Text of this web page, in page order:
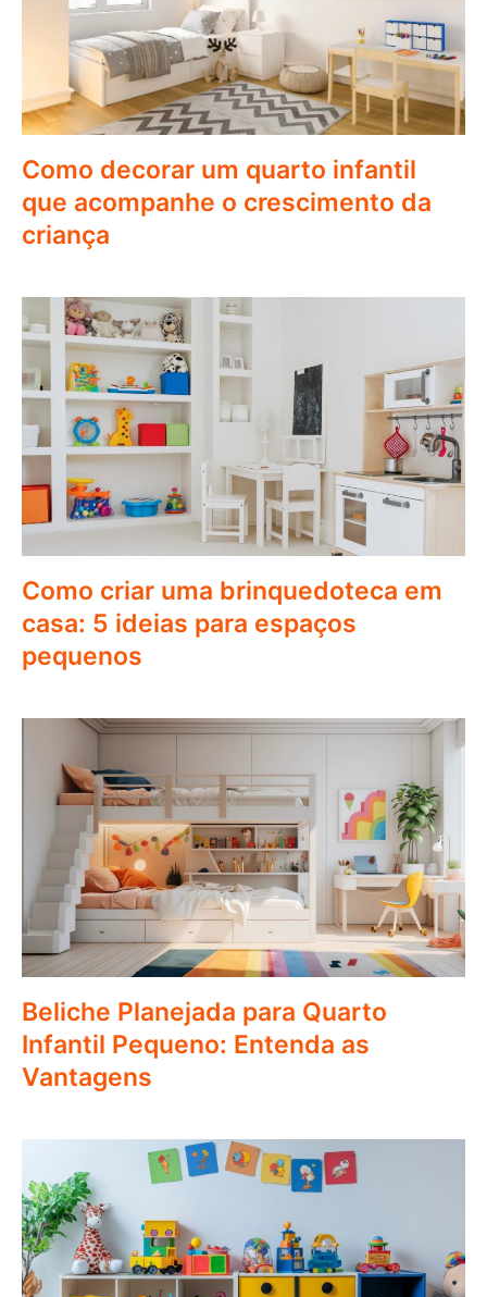
Como decorar um quarto infantil
que acompanhe o crescimento da
criança
Como criar uma brinquedoteca em
casa: 5 ideias para espaços
pequenos
Beliche Planejada para Quarto
Infantil Pequeno: Entenda as
Vantagens